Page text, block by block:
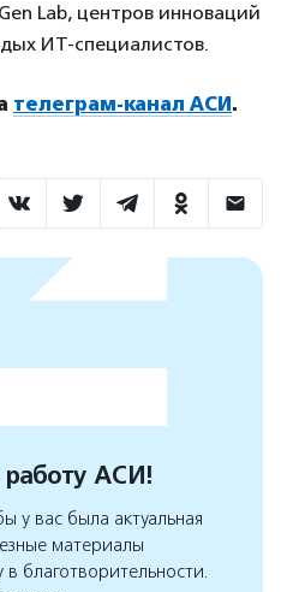
Lab, центров инноваций
ИТ-специалистов.
телеграм-канал АСИ .
АСИ!
у вас была актуальная
материалы
благотворительности.